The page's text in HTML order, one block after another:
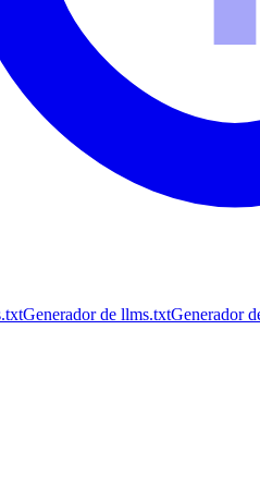
Generador de llms.txtGenerador